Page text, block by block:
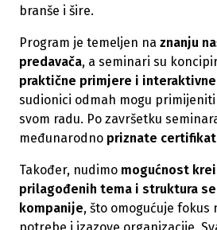
branše i šire.
Program je temeljen na znanju
predavača, a seminari su
praktične primjere i
sudionici odmah mogu
svom radu. Po završetku
međunarodno priznate
Također, nudimo mogućnost
prilagođenih tema i struktura
kompanije, što omogućuje fokus